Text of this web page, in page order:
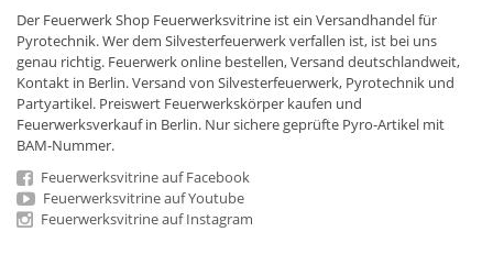
Der Feuerwerk Shop Feuerwerksvitrine ist ein Versandhandelfür
Pyrotechnik. Wer dem Silvesterfeuerwerk verfallen ist, ist bei uns
genau richtig. Feuerwerk online bestellen,Versand deutschlandweit,
Kontakt in Berlin. Versand von Silvesterfeuerwerk, Pyrotechnik und
Partyartikel. Preiswert Feuerwerkskörper kaufen und
Feuerwerksverkauf in Berlin. Nur sichere geprüfte Pyro-Artikel mit
BAM-Nummer.
Feuerwerksvitrine auf Facebook
Feuerwerksvitrine auf Youtube
Feuerwerksvitrine auf Instagram